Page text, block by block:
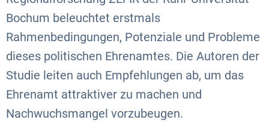
Bochum beleuchtet erstmals
Rahmenbedingungen, Potenziale und Probleme
dieses politischen Ehrenamtes. Die Autoren der
Studie leiten auch Empfehlungen ab, um das
Ehrenamt attraktiver zu machen und
Nachwuchsmangel vorzubeugen.